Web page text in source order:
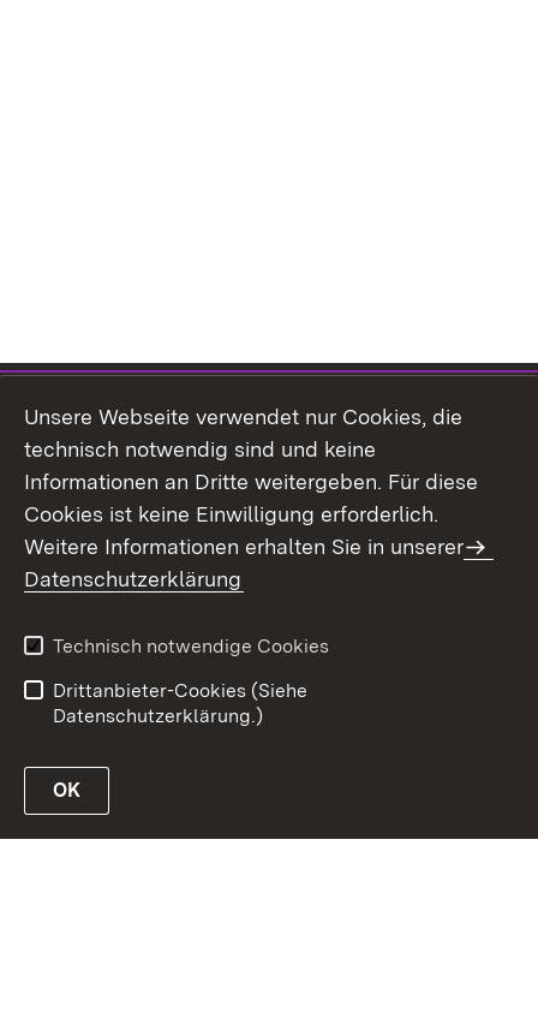
Themenübersicht
Barrierefreiheit
Unsere Webseite verwendet nur Cookies, die
technisch notwendig sind und keine
Informationen an Dritte weitergeben. Für diese
Cookies ist keine Einwilligung erforderlich.
Weitere Informationen erhalten Sie in unserer
Datenschutzerklärung
Technisch notwendige Cookies
Drittanbieter-Cookies (Siehe
Datenschutzerklärung.)
OK